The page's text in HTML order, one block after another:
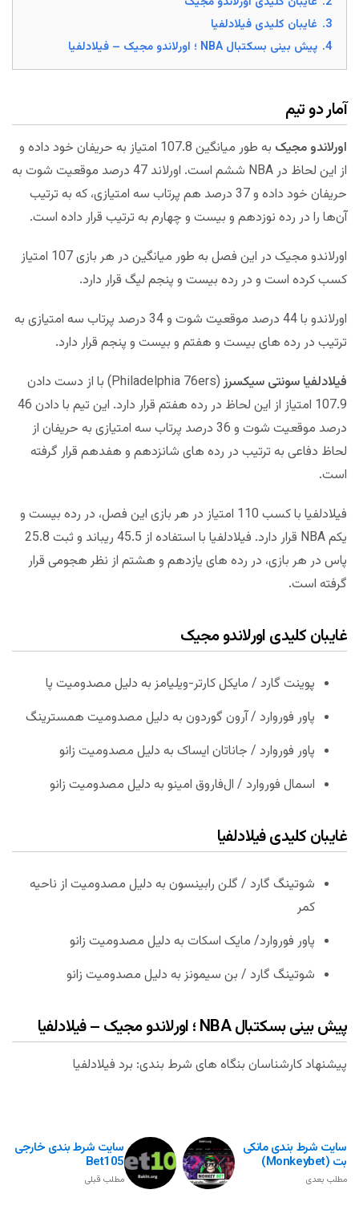
3. غایبان کلیدی فیلادلفیا
4. پیش بینی بسکتبال NBA ؛ اورلاندو مجیک – فیلادلفیا
آمار دو تیم
اورلاندو مجیک
به طور میانگین 107.8 امتیاز به حریفان خود داده و
از این لحاظ در NBA ششم است. اورلاند 47 درصد موقعیت شوت به
حریفان خود داده و 37 درصد هم پرتاب سه امتیازی، که به ترتیب
آن‌ها را در رده نوزدهم و بیست و چهارم به ترتیب قرار داده است.
اورلاندو مجیک در این فصل به طور میانگین در هر بازی 107 امتیاز
کسب کرده است و در رده بیست و پنجم لیگ قرار دارد.
اورلاندو با 44 درصد موقعیت شوت و 34 درصد پرتاب سه امتیازی به
ترتیب در رده های بیست و هفتم و بیست و پنجم قرار دارد.
فیلادلفیا سونتی ‌سیکسرز
(Philadelphia 76ers) با از دست دادن
107.9 امتیاز از این لحاظ در رده هفتم قرار دارد. این تیم با دادن 46
درصد موقعیت شوت و 36 درصد پرتاب سه امتیازی به حریفان از
لحاظ دفاعی به ترتیب در رده های شانزدهم و هفدهم قرار گرفته
است.
فیلادلفیا با کسب 110 امتیاز در هر بازی این فصل، در رده بیست و
یکم NBA قرار دارد. فیلادلفیا با استفاده از 45.5 ریباند و ثبت 25.8
پاس در هر بازی، در رده های یازدهم و هشتم از نظر هجومی قرار
گرفته است.
غایبان کلیدی اورلاندو مجیک
پوینت گارد / مایکل کارتر-ویلیامز به دلیل مصدومیت پا
پاور فوروارد / آرون گوردون به دلیل مصدومیت همسترینگ
پاور فوروارد / جاناتان ایساک به دلیل مصدومیت زانو
اسمال فوروارد / ال‌فاروق امینو به دلیل مصدومیت زانو
غایبان کلیدیفیلادلفیا
شوتینگ گارد / گلن رابینسون به دلیل مصدومیت از ناحیه
کمر
پاور فوروارد/ مایک اسکات به دلیل مصدومیت زانو
شوتینگ گارد / بن سیمونز به دلیل مصدومیت زانو
پیش بینی بسکتبال NBA ؛ اورلاندو مجیک – فیلادلفیا
پیشنهاد کارشناسان بنگاه های شرط بندی: برد فیلادلفیا
سایت شرط بندی خارجی
Bet105
مطلب قبلی
سایت شرط بندی مانکی
بت (monkeybet)
مطلب بعدی